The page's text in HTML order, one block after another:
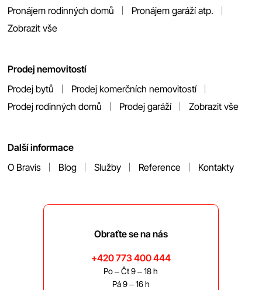
Pronájem rodinných domů
Pronájem garáží atp.
Zobrazit vše
Prodej nemovitostí
Prodej bytů
Prodej komerčních nemovitostí
Prodej rodinných domů
Prodej garáží Zobrazit vše
Další informace
O Bravis
Blog Služby Reference Kontakty
Obraťte se na nás
+420 773 400 444
Po – Čt 9 – 18 h
Pá 9 – 16 h